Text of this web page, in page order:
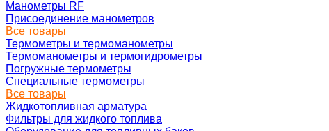
Манометры RF
Присоединение манометров
Все товары
Термометры и термоманометры
Термоманометры и термогидрометры
Погружные термометры
Специальные термометры
Все товары
Жидкотопливная арматура
Фильтры для жидкого топлива